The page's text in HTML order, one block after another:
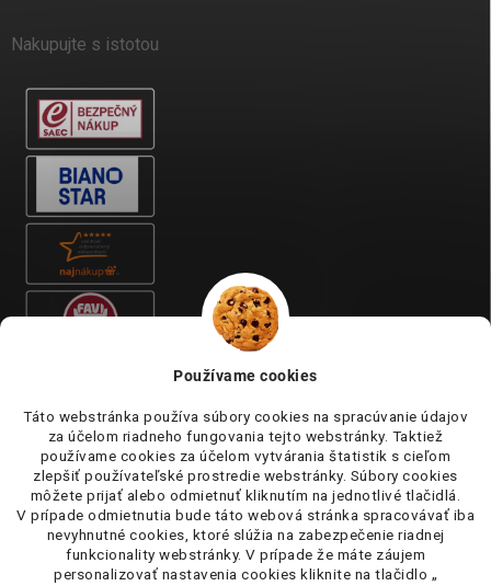
Používame cookies
Táto webstránka používa súbory cookies na spracúvanie údajov
za účelom riadneho fungovania tejto webstránky. Taktiež
používame cookies za účelom vytvárania štatistik s cieľom
zlepšiť používateľské prostredie webstránky. Súbory cookies
môžete prijať alebo odmietnuť kliknutím na jednotlivé tlačidlá.
V prípade odmietnutia bude táto webová stránka spracovávať iba
nevyhnutné cookies, ktoré slúžia na zabezpečenie riadnej
funkcionality webstránky. V prípade že máte záujem
personalizovať nastavenia cookies kliknite na tlačidlo „
Nakupujte s istotou